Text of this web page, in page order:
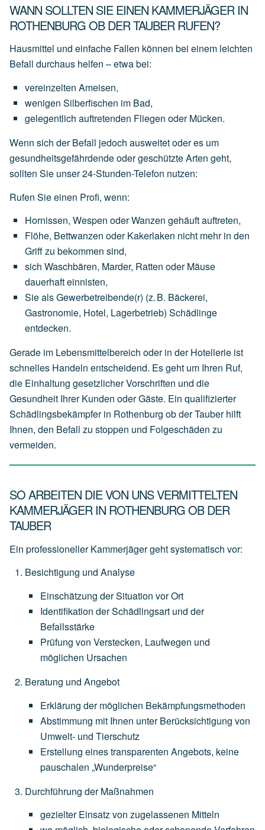
WANN SOLLTEN SIE EINEN KAMMERJÄGER IN
ROTHENBURG OB DER TAUBER RUFEN?
Hausmittel und einfache Fallen können bei einem leichten
Befall durchaus helfen – etwa bei:
vereinzelten Ameisen,
wenigen Silberfischen im Bad,
gelegentlich auftretenden Fliegen oder Mücken.
Wenn sich der Befall jedoch ausweitet oder es um
gesundheitsgefährdende oder geschützte Arten geht,
sollten Sie unser 24-Stunden-Telefon nutzen:
Rufen Sie einen Profi, wenn:
Hornissen, Wespen oderWanzen gehäuftauftreten,
Flöhe, Bettwanzen oder Kakerlaken nicht mehr in den
Griffzu bekommen sind,
sich Waschbären, Marder, Ratten oder Mäuse
dauerhafteinnisten,
SiealsGewerbetreibende(r) (z.B. Bäckerei,
Gastronomie, Hotel, Lagerbetrieb) Schädlinge
entdecken.
Gerade im Lebensmittelbereich oder in der Hotellerie ist
schnelles Handeln entscheidend. Es geht um Ihren Ruf,
die Einhaltung gesetzlicher Vorschriften und die
Gesundheit Ihrer Kunden oder Gäste. Ein qualifizierter
Schädlingsbekämpfer in Rothenburg ob der Tauber hilft
Ihnen, den Befall zu stoppen und Folgeschäden zu
vermeiden.
SO ARBEITEN DIE VON UNS VERMITTELTEN
KAMMERJÄGER IN ROTHENBURG OB DER
TAUBER
Ein professioneller Kammerjäger geht systematisch vor:
Besichtigung und Analyse
Einschätzung derSituation vorOrt
Identifikation derSchädlingsart und der
Befallsstärke
Prüfung von Verstecken, Laufwegen und
möglichen Ursachen
Beratung und Angebot
Erklärung der möglichen Bekämpfungsmethoden
Abstimmung mit Ihnen unter Berücksichtigung von
Umwelt- und Tierschutz
Erstellung einestransparenten Angebots, keine
pauschalen „Wunderpreise“
Durchführung der Maßnahmen
gezielter Einsatzvon zugelassenen Mitteln